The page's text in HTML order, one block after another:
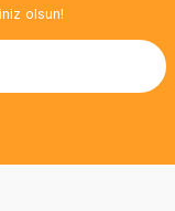
olsun!